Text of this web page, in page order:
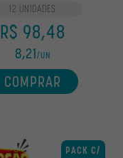
12 UNIDADES
R$ 98,48
8,21/UN
COMPRAR
PACK C/